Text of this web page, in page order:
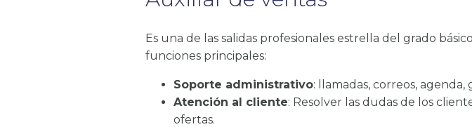
Es una de las salidas profesionales estrella del grado
funciones principales:
Soporte administrativo: llamadas, correos,
Atención al cliente: Resolver las dudas de los
ofertas.